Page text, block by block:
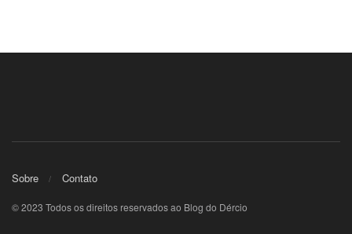
Sobre Contato
© 2023 Todos os direitos reservados ao Blog do Dércio